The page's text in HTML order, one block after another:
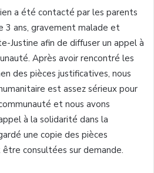
a été contacté par les parents
3 ans, gravement malade et
Justine afin de diffuser un appel à
Après avoir rencontré les
des pièces justificatives, nous
est assez sérieux pour
et nous avons
à la solidarité dans la
une copie des pièces
consultées sur demande.